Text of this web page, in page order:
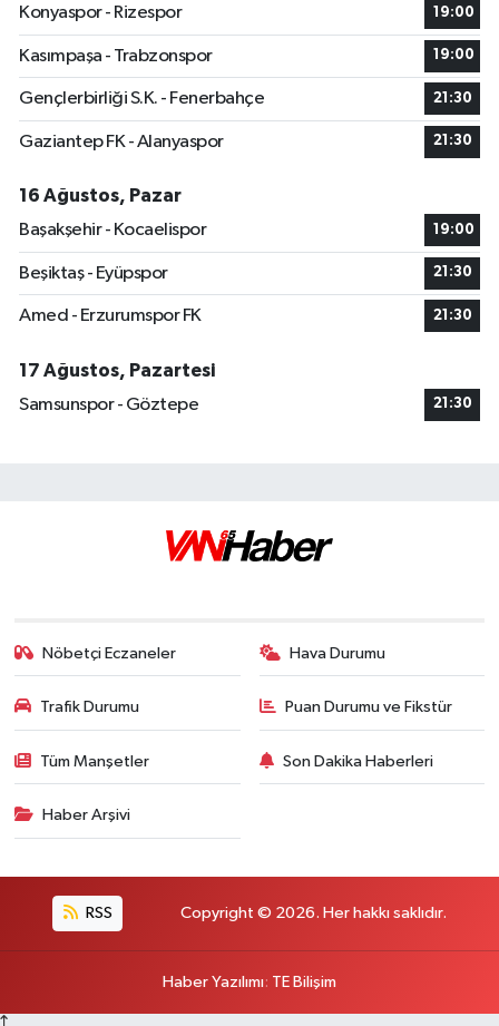
Konyaspor - Rizespor
19:00
Kasımpaşa - Trabzonspor 19:00
Gençlerbirliği S.K. - Fenerbahçe 21:30
Gaziantep FK - Alanyaspor 21:30
16 Ağustos, Pazar
Başakşehir - Kocaelispor
19:00
Beşiktaş - Eyüpspor 21:30
Amed - Erzurumspor FK 21:30
17 Ağustos, Pazartesi
Samsunspor - Göztepe
21:30
Nöbetçi Eczaneler Hava Durumu
Trafik Durumu Puan Durumu ve Fikstür
Tüm Manşetler Son Dakika Haberleri
Haber Arşivi
RSS Copyright © 2026. Her hakkı saklıdır.
Haber Yazılımı: TE Bilişim